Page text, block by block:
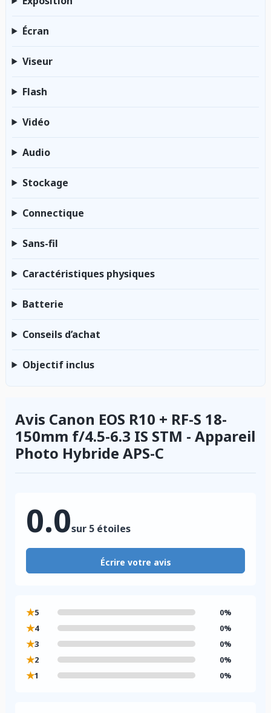
Écran
Viseur
Flash
Vidéo
Audio
Stockage
Connectique
Sans-fil
Caractéristiques physiques
Batterie
Conseils d’achat
Objectif inclus
Avis Canon EOS R10 + RF-S 18-
150mm f/4.5-6.3 IS STM - Appareil
Photo Hybride APS-C
0.0sur 5 étoiles
Écrire votre avis
★5 0%
★4 0%
★3 0%
★2 0%
★1 0%